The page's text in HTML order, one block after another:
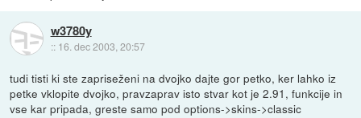
w3780y
:: 16. dec 2003, 20:57
tudi tisti ki ste zapriseženi na dvojko dajte gor petko, ker lahko iz
petke vklopite dvojko, pravzaprav isto stvar kot je 2.91, funkcije in
vse kar pripada, greste samo pod options->skins->classic